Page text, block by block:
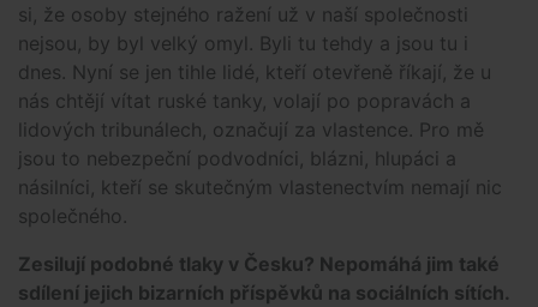
si, že osoby stejného ražení už v naší společnosti
nejsou, by byl velký omyl. Byli tu tehdy a jsou tu i
dnes. Nyní se jen tihle lidé, kteří otevřeně říkají, že u
nás chtějí vítat ruské tanky, volají po popravách a
lidových tribunálech, označují za vlastence. Pro mě
jsou to nebezpeční podvodníci, blázni, hlupáci a
násilníci, kteří se skutečným vlastenectvím nemají nic
společného.
Zesilují podobné tlaky v Česku? Nepomáhá jim také
sdílení jejich bizarních příspěvků na sociálních sítích.